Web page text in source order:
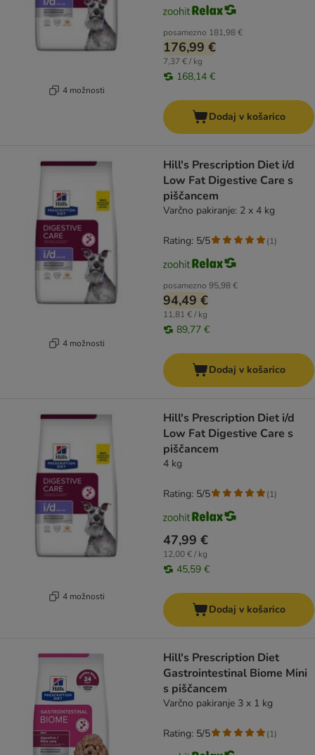
4 možnosti
posamezno 181,98 €
176,99 €
7,37 € / kg
168,14 €
Dodaj v košarico
4 možnosti
Hill's Prescription Diet i/d
Low Fat Digestive Care s
piščancem
Varčno pakiranje: 2 x 4 kg
posamezno 95,98 €
94,49 €
11,81 € / kg
89,77 €
Rating: 5/5 (1)
Dodaj v košarico
4 možnosti
Hill's Prescription Diet i/d
Low Fat Digestive Care s
piščancem
4 kg
47,99 €
12,00 € / kg
45,59 €
Rating: 5/5 (1)
Dodaj v košarico
Hill's Prescription Diet
Gastrointestinal Biome Mini
s piščancem
Varčno pakiranje 3 x 1 kg
Rating: 5/5 (1)